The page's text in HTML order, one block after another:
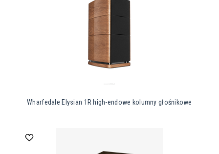
Wharfedale Elysian 1R high-endowe kolumny głośnikowe